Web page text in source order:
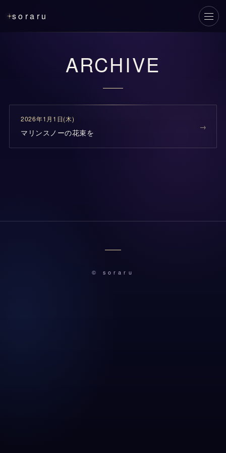
soraru
メニ
ARCHIVE
2026年1月1日(木)
マリンスノーの花束を
© soraru